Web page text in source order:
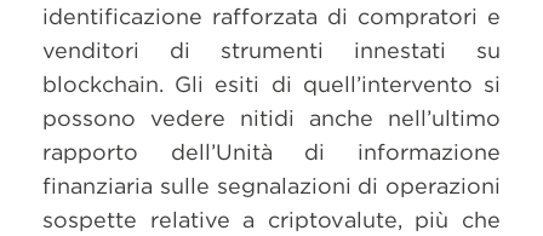
identificazione rafforzata di compratori e
venditori di strumenti innestati su
blockchain. Gli esiti di quell’intervento si
possono vedere nitidi anche nell’ultimo
rapporto dell’Unità di informazione
finanziaria sulle segnalazioni di operazioni
sospette relative a criptovalute, più che